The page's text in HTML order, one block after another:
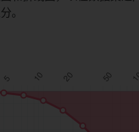
。